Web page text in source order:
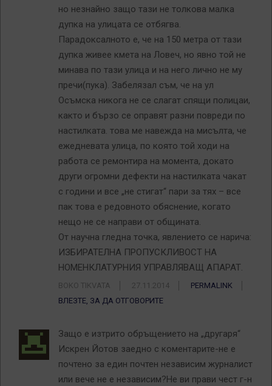
но незнайно защо тази не толкова малка
дупка на улицата се отбягва.
Парадоксалното е, че на 150 метра от тази
дупка живее кмета на Ловеч, но явно той не
минава по тази улица и на него лично не му
пречи(пука). Забелязал съм, че на ул
Осъмска никога не се слагат спящи полицаи,
както и бързо се оправят разни повреди по
настилката. това ме навежда на мисълта, че
ежедневата улица, по която той ходи на
работа се ремонтира на момента, докато
други огромни дефекти на настилката чакат
с години и все „не стигат“ пари за тях – все
пак това е редовното обяснение, когато
нещо не се направи от общината.
От научна гледна точка, явлението се нарича:
ИЗБИРАТЕЛНА ПРОПУСКЛИВОСТ НА
НОМЕНКЛАТУРНИЯ УПРАВЛЯВАЩ АПАРАТ.
BOKO TIKVATA 27.11.2014
PERMALINK
ВЛЕЗТЕ, ЗА ДА ОТГОВОРИТЕ
Защо е изтрито обръщението на „другаря“
Искрен Йотов заедно с коментарите-не е
почтено за един почтен независим журналист
или вече не е независим?Не ви прави чест г-н